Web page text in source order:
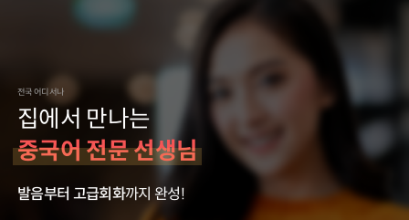
전국 어디서나
집에서 만나는
중국어 전문 선생님
발음부터 고급회화까지 완성!